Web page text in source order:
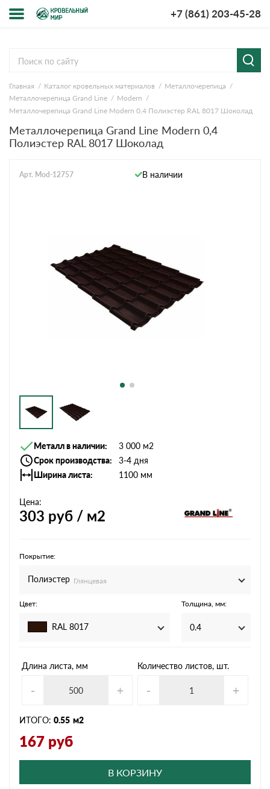
+7 (861) 203-45-28
компании
и оплата
Главная Каталог кровельных материалов
Металлочерепица
Металлочерепица Grand Line
Modern
Металлочерепица Grand Line Modern 0,4 Полиэстер RAL 8017 Шоколад
Металлочерепица Grand Line Modern 0,4
Полиэстер RAL 8017 Шоколад
Арт. Mod-12757 В наличии
Металл в наличии
3 000 м2
Срок производства
3-4 дня
Ширина листа
1100 мм
Цена:
303 руб / м2
Покрытие:
Полиэстер Глянцевая
Цвет:
RAL 8017
Толщина, мм:
0.4
Длина листа, мм
- +
Количество листов, шт.
- +
ИТОГО: 0.55 м2
167 руб
В КОРЗИНУ